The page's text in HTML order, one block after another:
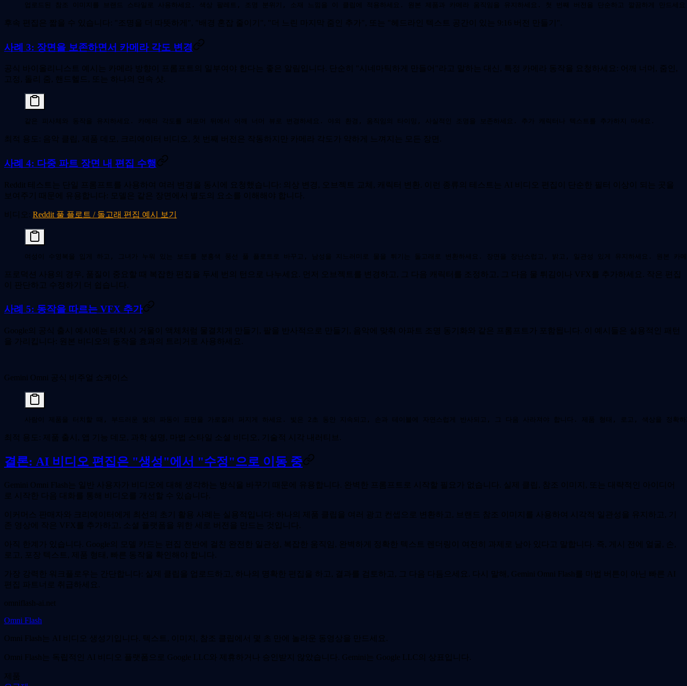
업로드된 참조 이미지를 브랜드 스타일로 사용하세요. 색상 팔레트, 조명 분위기, 소재 느낌을 이 클립에 적용하세요. 원본 제품과 카메라 움직임을 유지하세요. 첫 번째 버전을 단순하고 깔끔하게 만드
후속 편집은 짧을 수 있습니다: "조명을 더 따뜻하게", "배경 혼잡 줄이기", "더 느린 마지막 줌인 추가", 또는 "헤드라인 텍스트 공간이 있는 9:16 버전 만들기".
사례 3: 장면을 보존하면서 카메라 각도 변경
공식 바이올리니스트 예시는 카메라 방향이 프롬프트의 일부여야 한다는 좋은 알림입니다. 단순히 "시네마틱하게 만들어"라고 말하는 대신, 특정 카메라 동작을 요청하세요: 어깨 너머, 줌인,
고정, 돌리 줌, 핸드헬드, 또는 하나의 연속 샷.
같은 피사체와 동작을 유지하세요. 카메라 각도를 퍼포머 뒤에서 어깨 너머 뷰로 변경하세요. 야외 환경, 움직임의 타이밍, 사실적인 조명을 보존하세요. 추가 캐릭터나 텍스트를 추가하지 마세요.
최적 용도: 음악 클립, 제품 데모, 크리에이터 비디오, 첫 번째 버전은 작동하지만 카메라 각도가 약하게 느껴지는 모든 장면.
사례 4: 다중 파트 장면 내 편집 수행
Reddit 테스트는 단일 프롬프트를 사용하여 여러 변경을 동시에 요청했습니다: 의상 변경, 오브젝트 교체, 캐릭터 변환. 이런 종류의 테스트는 AI 비디오 편집이 단순한 필터 이상이 되는 곳을
보여주기 때문에 유용합니다: 모델은 같은 장면에서 별도의 요소를 이해해야 합니다.
비디오: Reddit 풀 플로트 / 돌고래 편집 예시 보기
여성이 수영복을 입게 하고, 그녀가 누워 있는 보드를 분홍색 풍선 풀 플로트로 바꾸고, 남성을 지느러미로 물을 튀기는 돌고래로 변환하세요. 장면을 장난스럽고, 밝고, 일관성 있게 유지하세요. 원본 카
프로덕션 사용의 경우, 품질이 중요할 때 복잡한 편집을 두세 번의 턴으로 나누세요. 먼저 오브젝트를 변경하고, 그 다음 캐릭터를 조정하고, 그 다음 물 튀김이나 VFX를 추가하세요. 작은 편집
이 판단하고 수정하기 더 쉽습니다.
사례 5: 동작을 따르는 VFX 추가
Google의 공식 출시 예시에는 터치 시 거울이 액체처럼 물결치게 만들기, 팔을 반사적으로 만들기, 음악에 맞춰 아파트 조명 동기화와 같은 프롬프트가 포함됩니다. 이 예시들은 실용적인 패턴
을 가리킵니다: 원본 비디오의 동작을 효과의 트리거로 사용하세요.
Gemini Omni 공식 비주얼 쇼케이스
사람이 제품을 터치할 때, 부드러운 빛의 파동이 표면을 가로질러 퍼지게 하세요. 빛은 2초 동안 지속되고, 손과 테이블에 자연스럽게 반사되고, 그 다음 사라져야 합니다. 제품 형태, 로고, 색상을 정확
최적 용도: 제품 출시, 앱 기능 데모, 과학 설명, 마법 스타일 소셜 비디오, 기술적 시각 내러티브.
결론: AI 비디오 편집은 "생성"에서 "수정"으로 이동 중
Gemini Omni Flash는 일반 사용자가 비디오에 대해 생각하는 방식을 바꾸기 때문에 유용합니다. 완벽한 프롬프트로 시작할 필요가 없습니다. 실제 클립, 참조 이미지, 또는 대략적인 아이디어
로 시작한 다음 대화를 통해 비디오를 개선할 수 있습니다.
이커머스 판매자와 크리에이터에게 최선의 초기 활용 사례는 실용적입니다: 하나의 제품 클립을 여러 광고 컨셉으로 변환하고, 브랜드 참조 이미지를 사용하여 시각적 일관성을 유지하고, 기
존 영상에 작은 VFX를 추가하고, 소셜 플랫폼을 위한 세로 버전을 만드는 것입니다.
아직 한계가 있습니다. Google의 모델 카드는 편집 전반에 걸친 완전한 일관성, 복잡한 움직임, 완벽하게 정확한 텍스트 렌더링이 여전히 과제로 남아 있다고 말합니다. 즉, 게시 전에 얼굴, 손,
로고, 포장 텍스트, 제품 형태, 빠른 동작을 확인해야 합니다.
가장 강력한 워크플로우는 간단합니다: 실제 클립을 업로드하고, 하나의 명확한 편집을 하고, 결과를 검토하고, 그 다음 다듬으세요. 다시 말해, Gemini Omni Flash를 마법 버튼이 아닌 빠른 AI
편집 파트너로 취급하세요.
omniflash-ai.net
Omni Flash
Omni Flash는 AI 비디오 생성기입니다. 텍스트, 이미지, 참조 클립에서 몇 초 만에 놀라운 동영상을 만드세요.
Omni Flash는 독립적인 AI 비디오 플랫폼으로 Google LLC와 제휴하거나 승인받지 않았습니다. Gemini는 Google LLC의 상표입니다.
제품